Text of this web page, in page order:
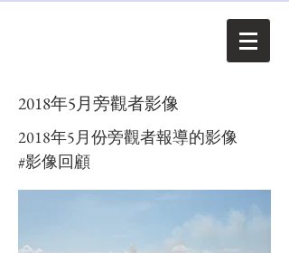
2018年5月旁觀者影像
2018年5月份旁觀者報導的影像
#影像回顧